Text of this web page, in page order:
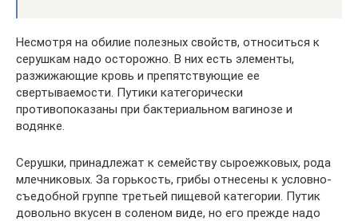
Несмотря на обилие полезных свойств, относиться к
серушкам надо осторожно. В них есть элементы,
разжижающие кровь и препятствующие ее
свертываемости. Путики категорически
противопоказаны при бактериальном вагинозе и
водянке.
Серушки, принадлежат к семейству сыроежковых, рода
млечниковых. За горькость, грибы отнесены к условно-
съедобной группе третьей пищевой категории. Путик
довольно вкусен в соленом виде, но его прежде надо